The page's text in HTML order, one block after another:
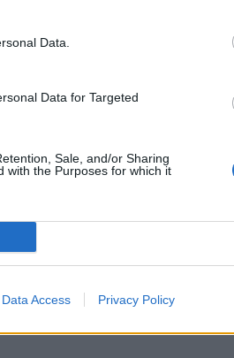
Data.
Data for Targeted
Sale, and/or Sharing
with the Purposes for which it
Data Access Privacy Policy